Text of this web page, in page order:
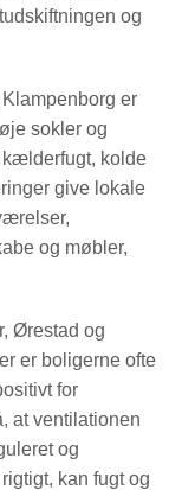
og
Klampenborg er
sokler og
kælderfugt, kolde
give lokale
og møbler,
Ørestad og
er boligerne ofte
for
at ventilationen
og
kan fugt og